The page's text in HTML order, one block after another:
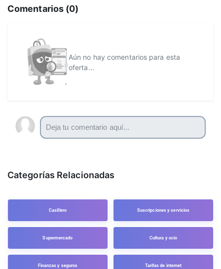
Comentarios (0)
Aún no hay comentarios para esta
oferta...
Categorías Relacionadas
Casillero Suscripciones y servicios
Supermercado Cultura y ocio
Finanzas y seguros Tarifas de internet